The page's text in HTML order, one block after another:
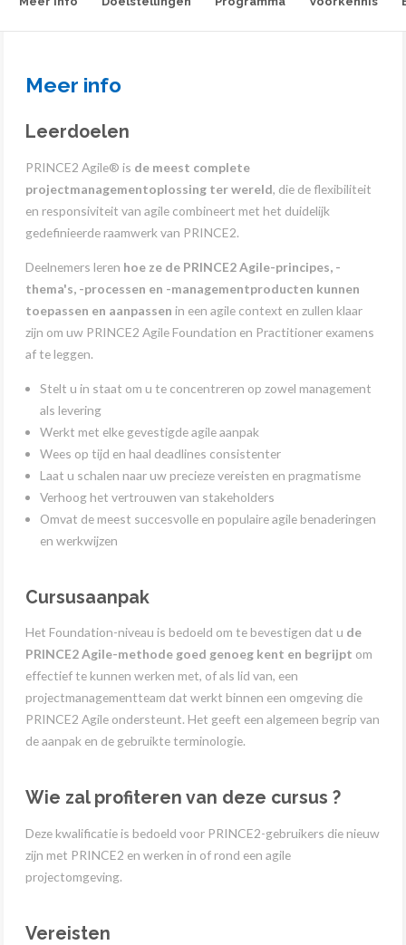
Meer info
Leerdoelen
PRINCE2 Agile® is de meest complete
projectmanagementoplossing ter wereld, die de flexibiliteit
en responsiviteit van agile combineert met het duidelijk
gedefinieerde raamwerk van PRINCE2.
Deelnemers leren hoe ze de PRINCE2 Agile-principes, -
thema's, -processen en -managementproducten kunnen
toepassen en aanpassen in een agile context en zullen klaar
zijn om uw PRINCE2 Agile Foundation en Practitioner examens
af te leggen.
Stelt u in staat om u te concentreren op zowel management
als levering
Werkt met elke gevestigde agile aanpak
Wees op tijd en haal deadlines consistenter
Laat u schalen naar uw precieze vereisten en pragmatisme
Verhoog het vertrouwen van stakeholders
Omvat de meest succesvolle en populaire agile benaderingen
en werkwijzen
Cursusaanpak
Het Foundation-niveau is bedoeld om te bevestigen dat u de
PRINCE2 Agile-methode goed genoeg kent en begrijpt om
effectief te kunnen werken met, of als lid van, een
projectmanagementteam dat werkt binnen een omgeving die
PRINCE2 Agile ondersteunt. Het geeft een algemeen begrip van
de aanpak en de gebruikte terminologie.
Wie zal profiteren van deze cursus ?
Deze kwalificatie is bedoeld voor PRINCE2-gebruikers die nieuw
zijn met PRINCE2 en werken in of rond een agile
projectomgeving.
Vereisten